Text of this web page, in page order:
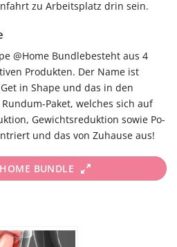
zu Arbeitsplatz drin sein.
@Home Bundlebesteht aus 4
Produkten. Der Name ist
in Shape und das in den
Paket, welches sich auf
Gewichtsreduktion sowie Po-
und das von Zuhause aus!
BUNDLE